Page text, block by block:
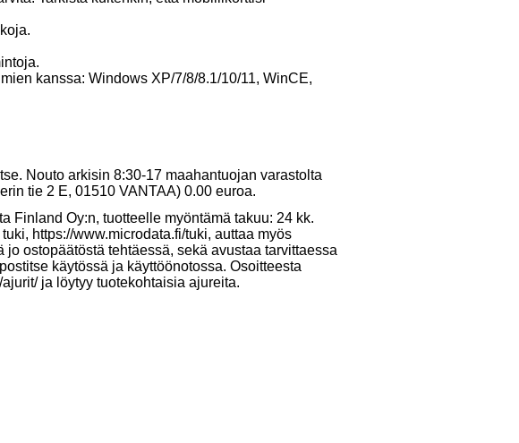
kanssa: Windows XP/7/8/8.1/10/11, WinCE,
Nouto arkisin 8:30-17 maahantuojan varastolta
tie 2 E, 01510 VANTAA) 0.00 euroa.
Finland Oy:n, tuotteelle myöntämä takuu: 24 kk.
https://www.microdata.fi/tuki, auttaa myös
jo ostopäätöstä tehtäessä, sekä avustaa tarvittaessa
käytössä ja käyttöönotossa. Osoitteesta
ja löytyy tuotekohtaisia ajureita.